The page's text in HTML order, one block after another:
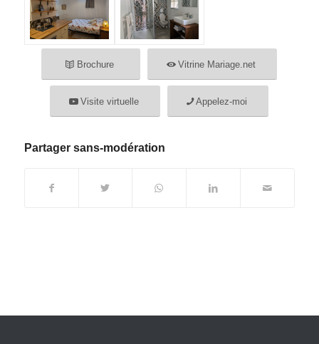
Brochure Vitrine Mariage.net
Visite virtuelle Appelez-moi
Partager sans-modération